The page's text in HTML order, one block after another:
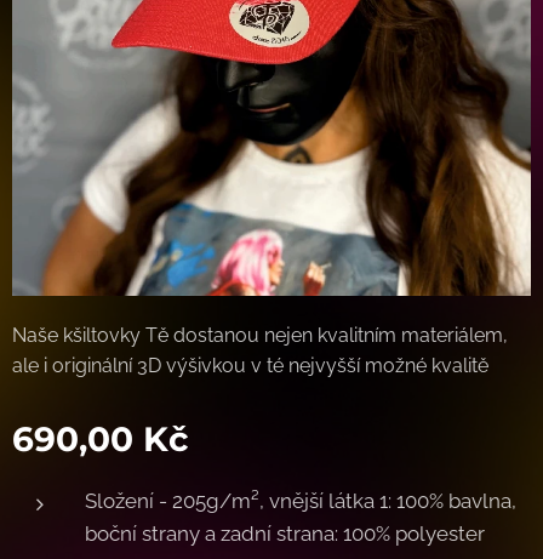
Naše kšiltovky Tě dostanou nejen kvalitním materiálem,
ale i originální 3D výšivkou v té nejvyšší možné kvalitě
690,00 Kč
Složení - 205g/m², vnější látka 1: 100% bavlna,
boční strany a zadní strana: 100% polyester